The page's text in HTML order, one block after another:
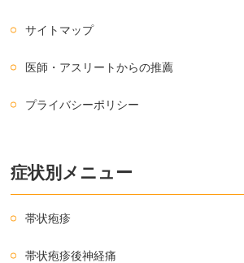
サイトマップ
医師・アスリートからの推薦
プライバシーポリシー
症状別メニュー
帯状疱疹
帯状疱疹後神経痛